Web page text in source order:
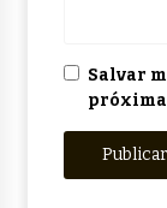
Salvar
próxima